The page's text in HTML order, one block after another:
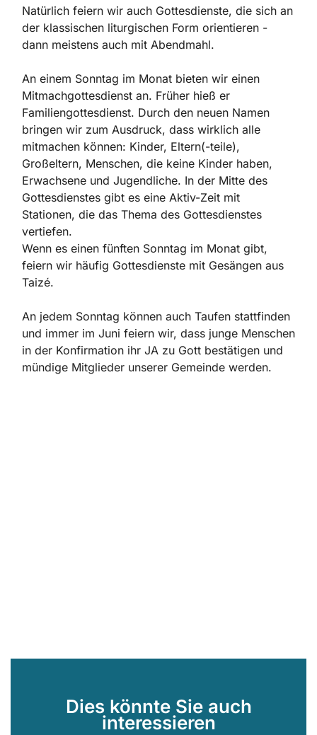
Natürlich feiern wir auch Gottesdienste, die sich an
der klassischen liturgischen Form orientieren -
dann meistens auch mit Abendmahl.
An einem Sonntag im Monat bieten wir einen
Mitmachgottesdienst an. Früher hieß er
Familiengottesdienst. Durch den neuen Namen
bringen wir zum Ausdruck, dass wirklich alle
mitmachen können: Kinder, Eltern(-teile),
Großeltern, Menschen, die keine Kinder haben,
Erwachsene und Jugendliche. In der Mitte des
Gottesdienstes gibt es eine Aktiv-Zeit mit
Stationen, die das Thema des Gottesdienstes
vertiefen.
Wenn es einen fünften Sonntag im Monat gibt,
feiern wir häufig Gottesdienste mit Gesängen aus
Taizé.
An jedem Sonntag können auch Taufen stattfinden
und immer im Juni feiern wir, dass junge Menschen
in der Konfirmation ihr JA zu Gott bestätigen und
mündige Mitglieder unserer Gemeinde werden.
Dies könnte Sie auch
interessieren